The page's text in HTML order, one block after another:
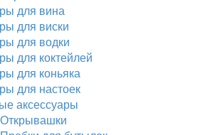
для вина
для виски
для водки
для коктейлей
для коньяка
для настоек
аксессуары
Открывашки